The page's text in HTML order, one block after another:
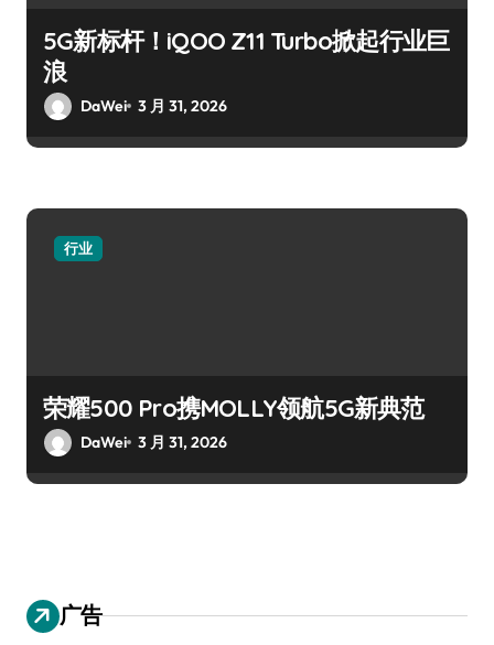
5G新标杆！iQOO Z11 Turbo掀起行业巨
浪
DaWei 3 月 31, 2026
行业
荣耀500 Pro携MOLLY领航5G新典范
DaWei 3 月 31, 2026
广告